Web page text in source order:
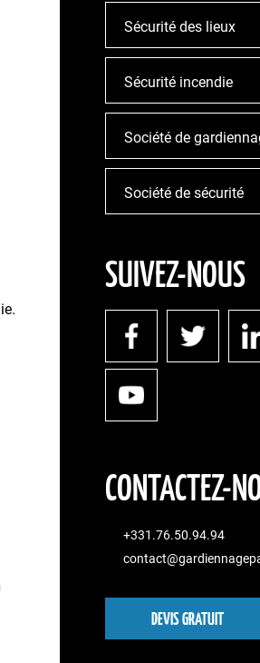
Sécurité des lieux
Sécurité incendie
Société de
Société de sécurité
SUIVEZ-NOUS
CONTACTEZ-
+331.76.50.94.94
DEVIS GRATUIT